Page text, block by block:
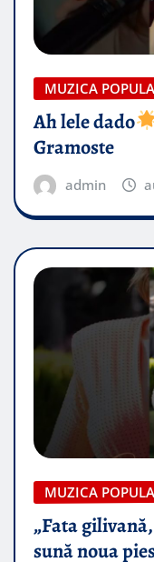
MUZICA
Ah lele dado​
Gramoste
admin
MUZICA
„Fata
sună noua